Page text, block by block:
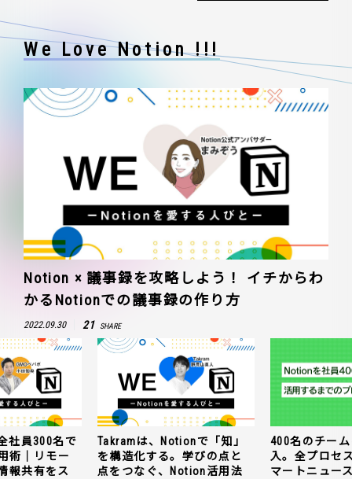
We Love Notion !!!
Notion × 議事録を攻略しよう！ イチからわ
かるNotionでの議事録の作り方
2022.09.30 21 SHARE
社員300名で
術｜リモー
報共有をス
Takramは、Notionで「知」
を構造化する。学びの点と
点をつなぐ、Notion活用法
400名のチー
入。全プロセ
マートニュー